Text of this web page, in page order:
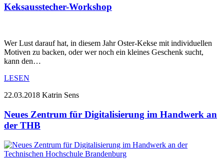
Keksausstecher-Workshop
Wer Lust darauf hat, in diesem Jahr Oster-Kekse mit individuellen
Motiven zu backen, oder wer noch ein kleines Geschenk sucht,
kann den…
LESEN
22.03.2018 Katrin Sens
Neues Zentrum für Digitalisierung im Handwerk an
der THB